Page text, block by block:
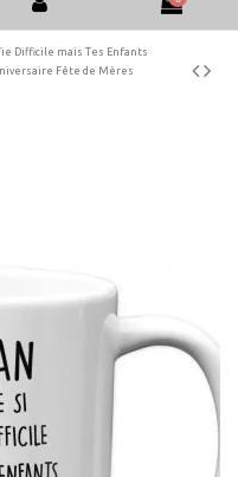
Difficile mais Tes Enfants
Fête de Mères